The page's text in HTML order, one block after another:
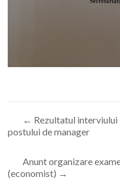
← Rezultatul interviului
postului de manager
Anunt organizare
(economist) →